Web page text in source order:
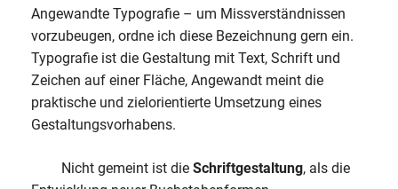
Angewandte Typografie – um Missverständnissen
vorzubeugen, ordne ich diese Bezeichnung gern ein.
Typografie ist die Gestaltung mit Text, Schrift und
Zeichen auf einer Fläche, Angewandt meint die
praktische und zielorientierte Umsetzung eines
Gestaltungsvorhabens.
Nicht gemeint ist die Schriftgestaltung, als die